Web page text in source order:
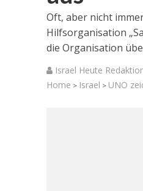
Oft, aber nicht
Hilfsorganisation
die Organisation
Israel Heute
Home > Israel > UNO